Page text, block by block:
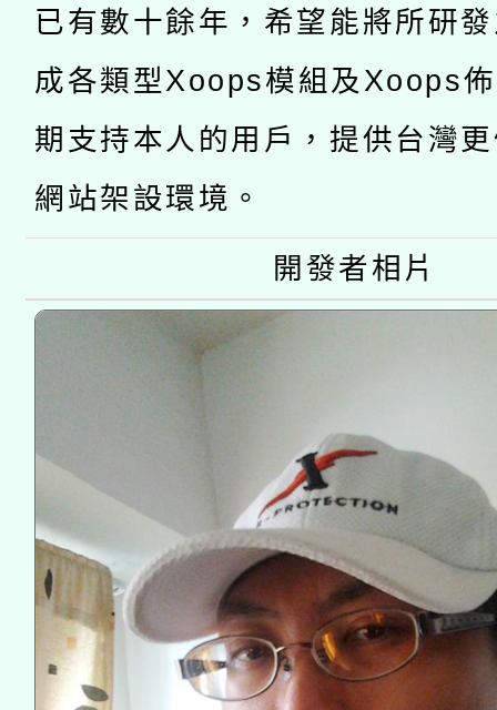
業技術研究院辦理「
用水績優單位及節水達
動」
115年8月22日(星期六
桃園市孔廟祈福系列
開 智慧啟航」
2026年桃園地景藝術
已有數十餘年，希望能將所研
成各類型Xoops模組及Xoops
期支持本人的用戶，提供台灣
網站架設環境。
開發者相片